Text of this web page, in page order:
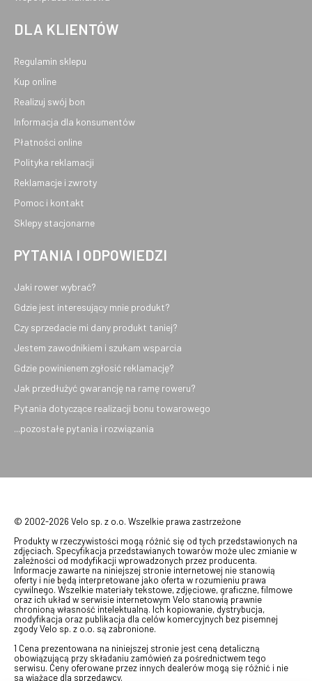
DLA KLIENTÓW
Regulamin sklepu
Kup online
Realizuj swój bon
Informacja dla konsumentów
Płatności online
Polityka reklamacji
Reklamacje i zwroty
Pomoc i kontakt
Sklepy stacjonarne
PYTANIA I ODPOWIEDZI
Jaki rower wybrać?
Gdzie jest interesujący mnie produkt?
Czy sprzedacie mi dany produkt taniej?
Jestem zawodnikiem i szukam wsparcia
Gdzie powinienem zgłosić reklamację?
Jak przedłużyć gwarancję na ramę roweru?
Pytania dotyczące realizacji bonu towarowego
...pozostałe pytania i rozwiązania
© 2002-2026 Velo sp. z o.o. Wszelkie prawa zastrzeżone
Produkty w rzeczywistości mogą różnić się od tych przedstawionych na
zdjęciach. Specyfikacja przedstawianych towarów może ulec zmianie w
zależności od modyfikacji wprowadzonych przez producenta.
Informacje zawarte na niniejszej stronie internetowej nie stanowią
oferty i nie będą interpretowane jako oferta w rozumieniu prawa
cywilnego. Wszelkie materiały tekstowe, zdjęciowe, graficzne, filmowe
oraz ich układ w serwisie internetowym Velo stanowią prawnie
chronioną własność intelektualną. Ich kopiowanie, dystrybucja,
modyfikacja oraz publikacja dla celów komercyjnych bez pisemnej
zgody Velo sp. z o.o. są zabronione.
1 Cena prezentowana na niniejszej stronie jest ceną detaliczną
obowiązującą przy składaniu zamówień za pośrednictwem tego
serwisu. Ceny oferowane przez innych dealerów mogą się różnić i nie
są wiążące dla sprzedawcy.